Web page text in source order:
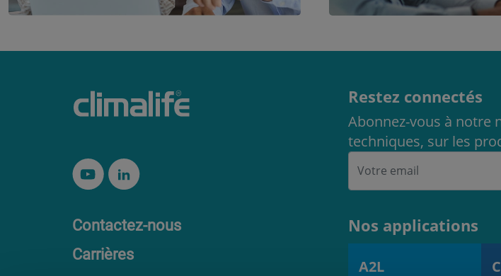
Contactez-nous
Carrières
Restez connectés
Abonnez-vous à notre
techniques, sur les
Nos applications
A2L